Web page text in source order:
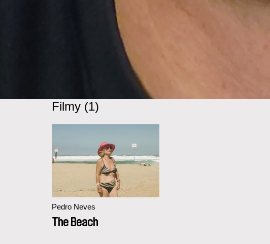
Filmy (1)
Pedro Neves
The Beach